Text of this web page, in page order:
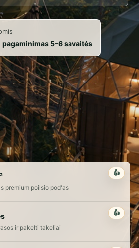
pagaminimas 5–6 savaitės
👍
premium poilsio pod'as
👍
ir pakelti takeliai